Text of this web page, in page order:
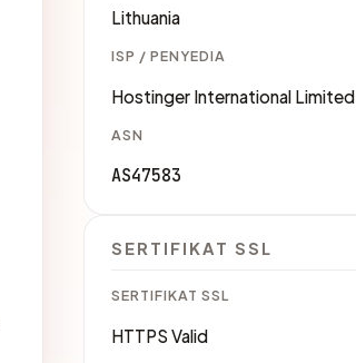
Lithuania
ISP / PENYEDIA
Hostinger International Limited
ASN
AS47583
SERTIFIKAT SSL
SERTIFIKAT SSL
HTTPS Valid